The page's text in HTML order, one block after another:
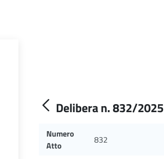
Delibera n. 832/2025
Numero
Atto
832